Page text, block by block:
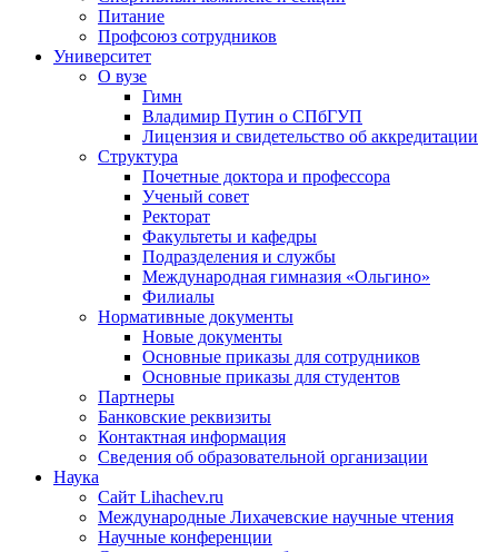
Питание
Профсоюз сотрудников
Университет
О вузе
Гимн
Владимир Путин о СПбГУП
Лицензия и свидетельство об аккредитации
Структура
Почетные доктора и профессора
Ученый совет
Ректорат
Факультеты и кафедры
Подразделения и службы
Международная гимназия «Ольгино»
Филиалы
Нормативные документы
Новые документы
Основные приказы для сотрудников
Основные приказы для студентов
Партнеры
Банковские реквизиты
Контактная информация
Сведения об образовательной организации
Наука
Сайт Lihachev.ru
Международные Лихачевские научные чтения
Научные конференции